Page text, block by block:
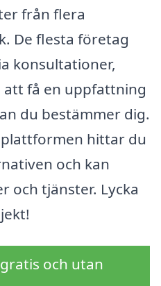
från flera
De flesta företag
konsultationer,
få en uppfattning
du bestämmer dig.
hittar du
och kan
och tjänster. Lycka
och utan